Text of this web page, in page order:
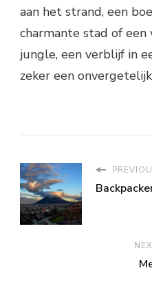
aan het strand, een
charmante stad of
jungle, een verblijf in
zeker een